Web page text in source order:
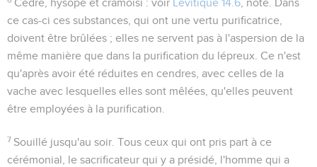
Cèdre, hysope et cramoisi : voir Lévitique 14.6 , note. Dans
ce cas-ci ces substances, qui ont une vertu purificatrice,
doivent être brûlées ; elles ne servent pas à l'aspersion de la
même manière que dans la purification du lépreux. Ce n'est
qu'après avoir été réduites en cendres, avec celles de la
vache avec lesquelles elles sont mêlées, qu'elles peuvent
être employées à la purification.
7 Souillé jusqu'au soir . Tous ceux qui ont pris part à ce
cérémonial, le sacrificateur qui y a présidé, l'homme qui a